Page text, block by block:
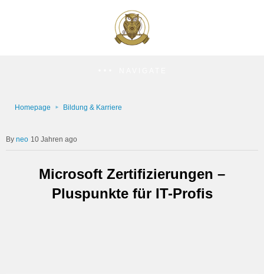
Homepage Bildung & Karriere
neo 10 Jahren ago
Microsoft Zertifizierungen –
Pluspunkte für IT-Profis